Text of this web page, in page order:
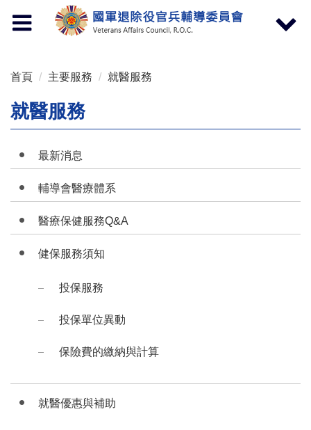
Toggle
navigation
Toggle
首頁 主要服務 就醫服務
就醫服務
最新消息
輔導會醫療體系
醫療保健服務Q&A
健保服務須知
投保服務
投保單位異動
保險費的繳納與計算
就醫優惠與補助